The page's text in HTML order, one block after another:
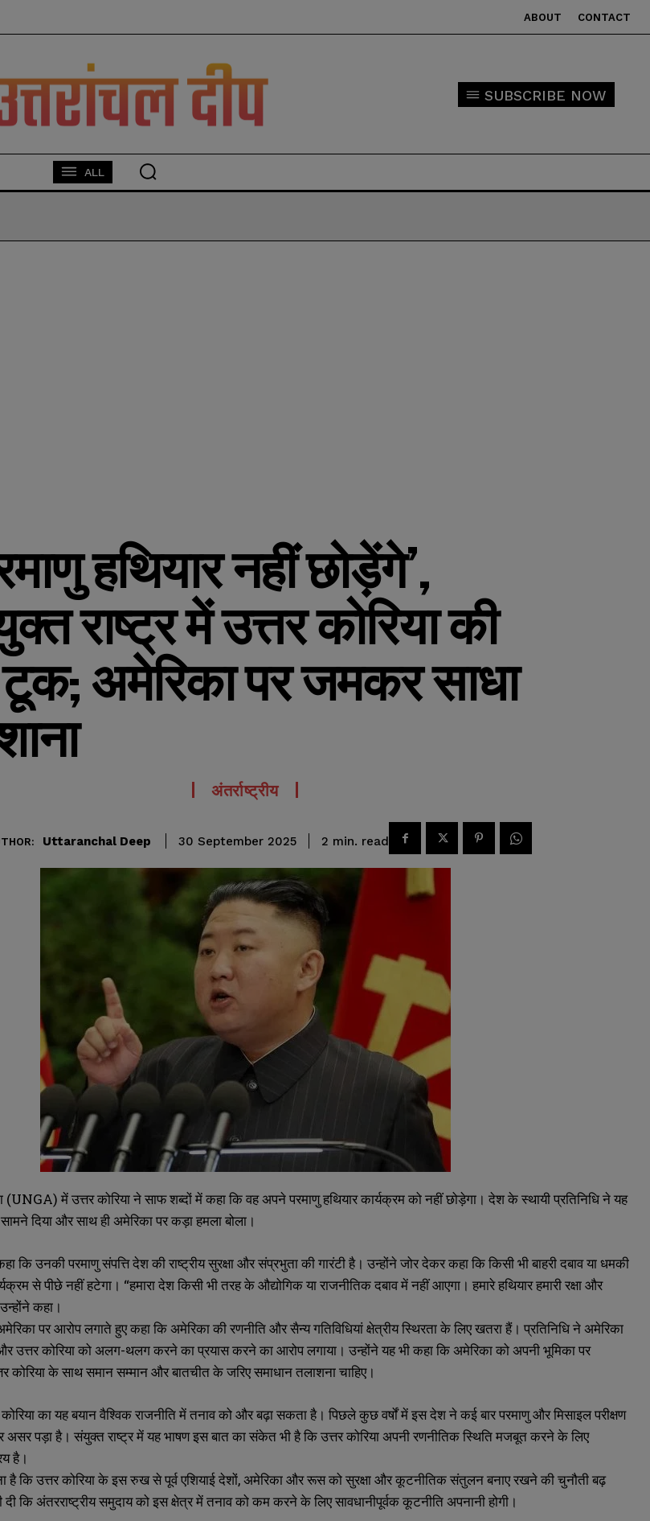
SUBMIT
SUBMIT
ABOUT CONTACT
SUBSCRIBE NOW
ALL
हथियार नहीं छोड़ेंगे’,
राष्ट्र में उत्तर कोरिया की
टूक; अमेरिका पर जमकर साधा
अंतर्राष्ट्रीय
Uttaranchal Deep 30 September 2025 2 min. read
(UNGA) में उत्तर कोरिया ने साफ शब्दों में कहा कि वह अपने परमाणु हथियार कार्यक्रम को नहीं छोड़ेगा। देश के स्थायी प्रतिनिधि ने यह
दिया और साथ ही अमेरिका पर कड़ा हमला बोला।
कि उनकी परमाणु संपत्ति देश की राष्ट्रीय सुरक्षा और संप्रभुता की गारंटी है। उन्होंने जोर देकर कहा कि किसी भी बाहरी दबाव या धमकी
से पीछे नहीं हटेगा। “हमारा देश किसी भी तरह के औद्योगिक या राजनीतिक दबाव में नहीं आएगा। हमारे हथियार हमारी रक्षा और
कहा।
पर आरोप लगाते हुए कहा कि अमेरिका की रणनीति और सैन्य गतिविधियां क्षेत्रीय स्थिरता के लिए खतरा हैं। प्रतिनिधि ने अमेरिका
उत्तर कोरिया को अलग-थलग करने का प्रयास करने का आरोप लगाया। उन्होंने यह भी कहा कि अमेरिका को अपनी भूमिका पर
कोरिया के साथ समान सम्मान और बातचीत के जरिए समाधान तलाशना चाहिए।
कोरिया का यह बयान वैश्विक राजनीति में तनाव को और बढ़ा सकता है। पिछले कुछ वर्षों में इस देश ने कई बार परमाणु और मिसाइल परीक्षण
असर पड़ा है। संयुक्त राष्ट्र में यह भाषण इस बात का संकेत भी है कि उत्तर कोरिया अपनी रणनीतिक स्थिति मजबूत करने के लिए
है।
है कि उत्तर कोरिया के इस रुख से पूर्व एशियाई देशों, अमेरिका और रूस को सुरक्षा और कूटनीतिक संतुलन बनाए रखने की चुनौती बढ़
दी कि अंतरराष्ट्रीय समुदाय को इस क्षेत्र में तनाव को कम करने के लिए सावधानीपूर्वक कूटनीति अपनानी होगी।